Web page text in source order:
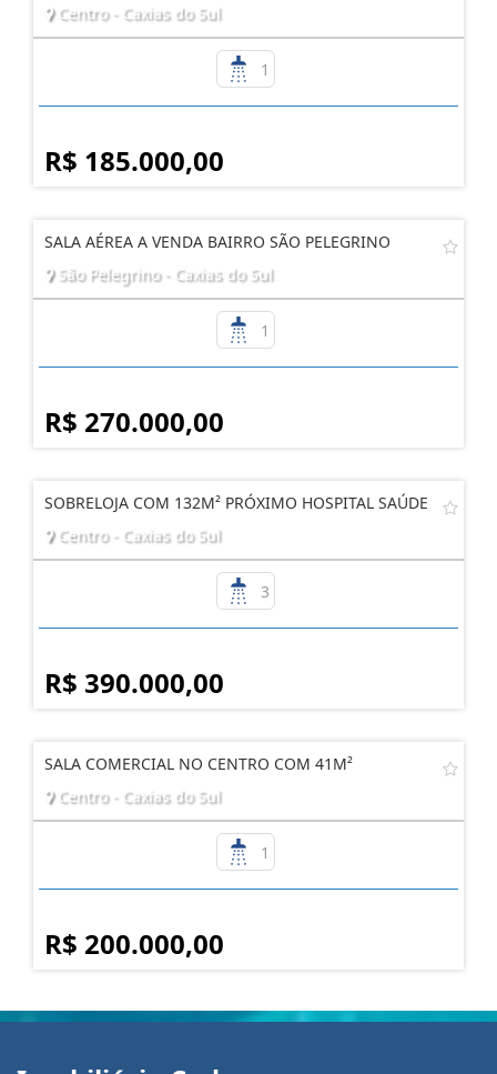
Centro - Caxias do Sul
1
R$ 185.000,00
SALA AÉREA A VENDA BAIRRO SÃO PELEGRINO
São Pelegrino - Caxias do Sul
1
R$ 270.000,00
SOBRELOJA COM 132M² PRÓXIMO HOSPITAL SAÚDE
Centro - Caxias do Sul
3
R$ 390.000,00
SALA COMERCIAL NO CENTRO COM 41M²
Centro - Caxias do Sul
1
R$ 200.000,00